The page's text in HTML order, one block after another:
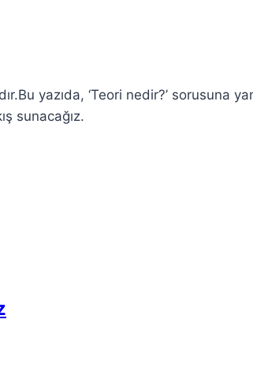
yazıda, ‘Teori nedir?’ sorusuna
sunacağız.